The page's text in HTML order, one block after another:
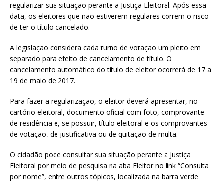
regularizar sua situação perante a Justiça Eleitoral. Após essa
data, os eleitores que não estiverem regulares correm o risco
de ter o título cancelado.
A legislação considera cada turno de votação um pleito em
separado para efeito de cancelamento de título. O
cancelamento automático do título de eleitor ocorrerá de 17 a
19 de maio de 2017.
Para fazer a regularização, o eleitor deverá apresentar, no
cartório eleitoral, documento oficial com foto, comprovante
de residência e, se possuir, título eleitoral e os comprovantes
de votação, de justificativa ou de quitação de multa.
O cidadão pode consultar sua situação perante a Justiça
Eleitoral por meio de pesquisa na aba Eleitor no link “Consulta
por nome”, entre outros tópicos, localizada na barra verde